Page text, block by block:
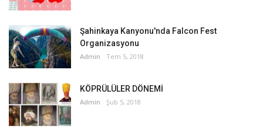
Şahinkaya Kanyonu'nda Falcon Fest
Organizasyonu
Admin Tem 5, 2018
KÖPRÜLÜLER DÖNEMİ
Admin Şub 5, 2018